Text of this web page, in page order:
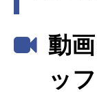
動
ッフ